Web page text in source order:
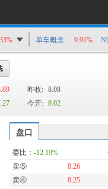
单车概念 9.91% N
昨收: 8.08
今开: 8.02
盘口
委比：-12.19%
卖⑤
8.26
卖④
8.25